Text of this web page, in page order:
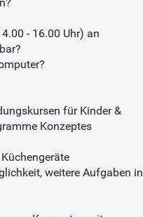
- 16.00 Uhr) an
für Kinder &
Konzeptes
weitere Aufgaben in